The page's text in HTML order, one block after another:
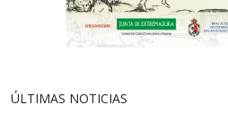
ÚLTIMAS NOTICIAS